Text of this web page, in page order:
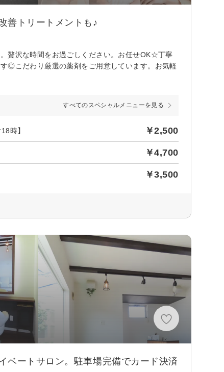
トリートメントも♪
贅沢な時間をお過ごしください。お任せOK☆丁寧
◎こだわり厳選の薬剤をご用意しています。お気軽
すべてのスペシャルメニューを見る
時】 ￥2,500
￥4,700
￥3,500
ベートサロン。駐車場完備でカード決済